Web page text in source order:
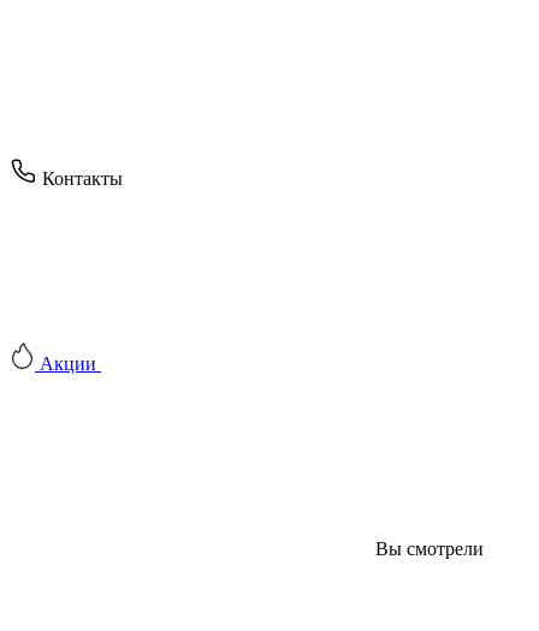
Контакты
Акции
Вы смотрели